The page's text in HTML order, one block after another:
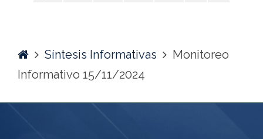
HomeSíntesis Informativas
Monitoreo
Informativo 15/11/2024